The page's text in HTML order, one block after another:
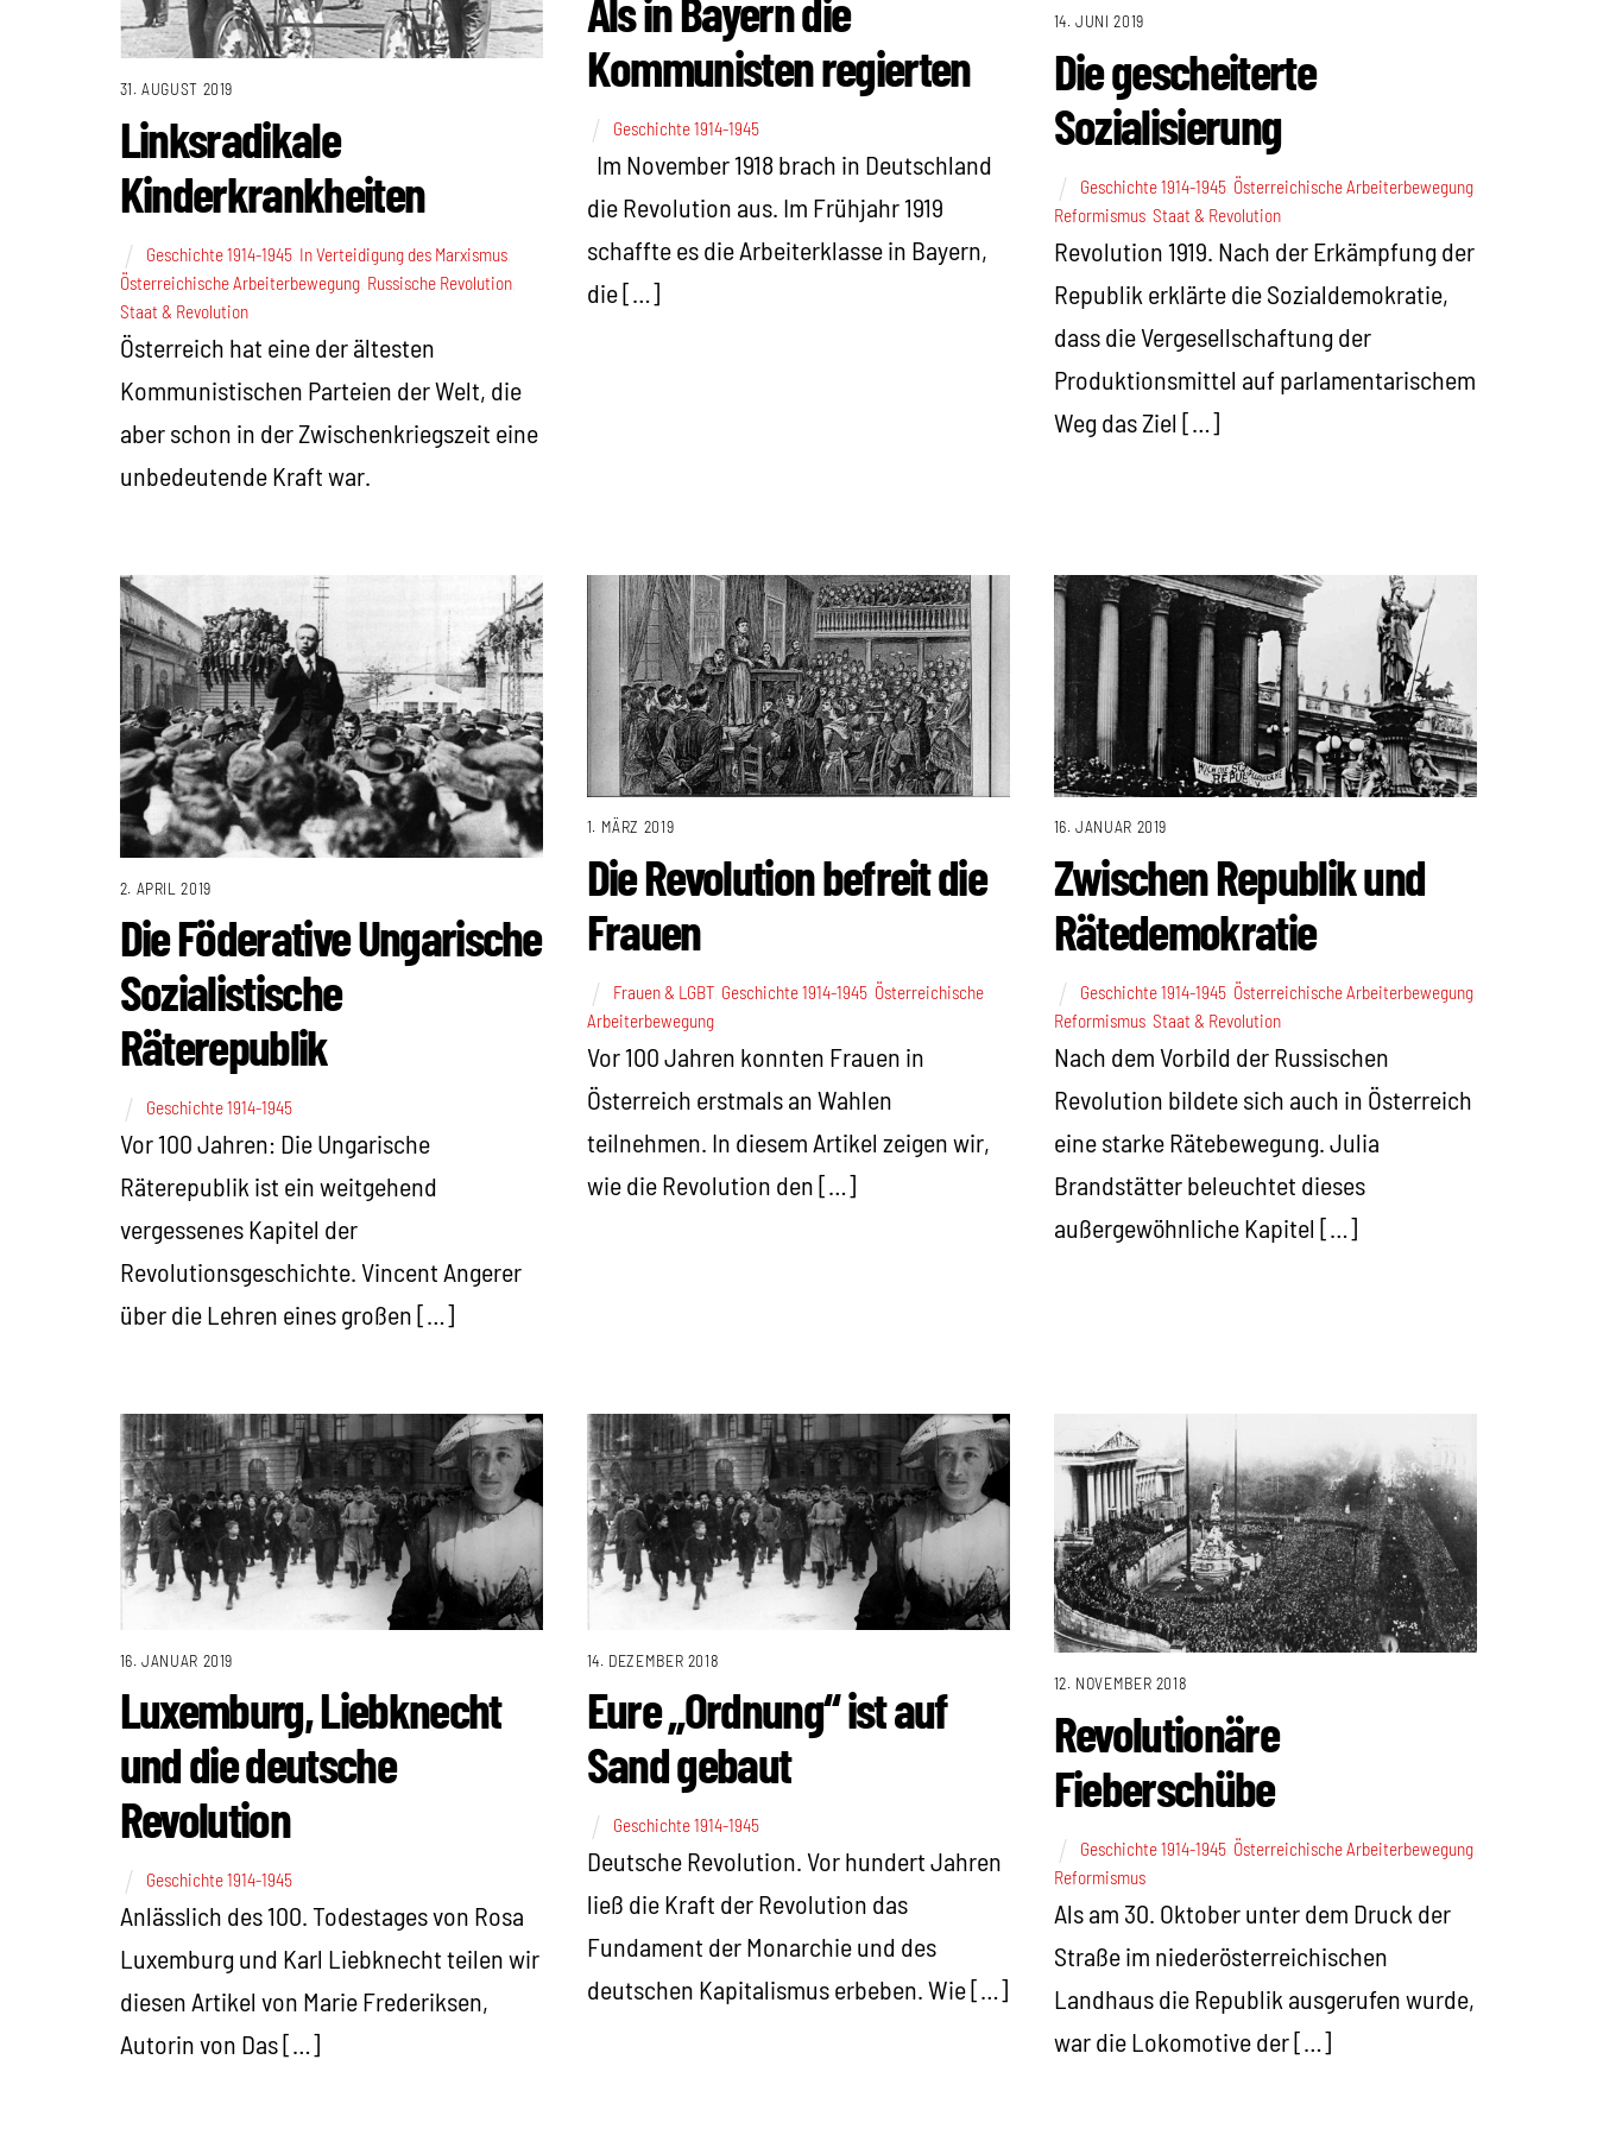
31. AUGUST 2019
Linksradikale
Kinderkrankheiten
Geschichte 1914-1945, In Verteidigung des Marxismus,
Österreichische Arbeiterbewegung, Russische Revolution,
Staat & Revolution
Österreich hat eine der ältesten
Kommunistischen Parteien der Welt, die
aber schon in der Zwischenkriegszeit eine
unbedeutende Kraft war.
Als in Bayern die
Kommunisten regierten
Geschichte 1914-1945
Im November 1918 brach in Deutschland
die Revolution aus. Im Frühjahr 1919
schaffte es die Arbeiterklasse in Bayern,
die […]
14. JUNI 2019
Die gescheiterte
Sozialisierung
Geschichte 1914-1945, Österreichische Arbeiterbewegung,
Reformismus, Staat & Revolution
Revolution 1919. Nach der Erkämpfung der
Republik erklärte die Sozialdemokratie,
dass die Vergesellschaftung der
Produktionsmittel auf parlamentarischem
Weg das Ziel […]
2. APRIL 2019
Die Föderative Ungarische
Sozialistische
Räterepublik
Geschichte 1914-1945
Vor 100 Jahren: Die Ungarische
Räterepublik ist ein weitgehend
vergessenes Kapitel der
Revolutionsgeschichte. Vincent Angerer
über die Lehren eines großen […]
1. MÄRZ 2019
Die Revolution befreit die
Frauen
Frauen & LGBT, Geschichte 1914-1945, Österreichische
Arbeiterbewegung
Vor 100 Jahren konnten Frauen in
Österreich erstmals an Wahlen
teilnehmen. In diesem Artikel zeigen wir,
wie die Revolution den […]
16. JANUAR 2019
Zwischen Republik und
Rätedemokratie
Geschichte 1914-1945, Österreichische Arbeiterbewegung,
Reformismus, Staat & Revolution
Nach dem Vorbild der Russischen
Revolution bildete sich auch in Österreich
eine starke Rätebewegung. Julia
Brandstätter beleuchtet dieses
außergewöhnliche Kapitel […]
16. JANUAR 2019
Luxemburg, Liebknecht
und die deutsche
Revolution
Geschichte 1914-1945
Anlässlich des 100. Todestages von Rosa
Luxemburg und Karl Liebknecht teilen wir
diesen Artikel von Marie Frederiksen,
Autorin von Das […]
14. DEZEMBER 2018
Eure „Ordnung“ ist auf
Sand gebaut
Geschichte 1914-1945
Deutsche Revolution. Vor hundert Jahren
ließ die Kraft der Revolution das
Fundament der Monarchie und des
deutschen Kapitalismus erbeben. Wie […]
12. NOVEMBER 2018
Revolutionäre
Fieberschübe
Geschichte 1914-1945, Österreichische Arbeiterbewegung,
Reformismus
Als am 30. Oktober unter dem Druck der
Straße im niederösterreichischen
Landhaus die Republik ausgerufen wurde,
war die Lokomotive der […]